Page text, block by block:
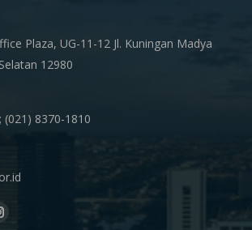
Plaza, UG-11-12 Jl. Kuningan Madya
12980
(021) 8370-1810